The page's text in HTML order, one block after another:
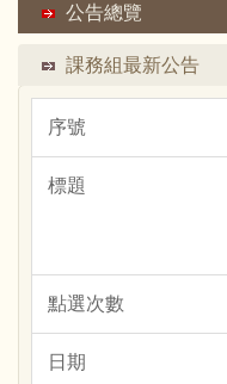
公告總覽
課務組最新公告